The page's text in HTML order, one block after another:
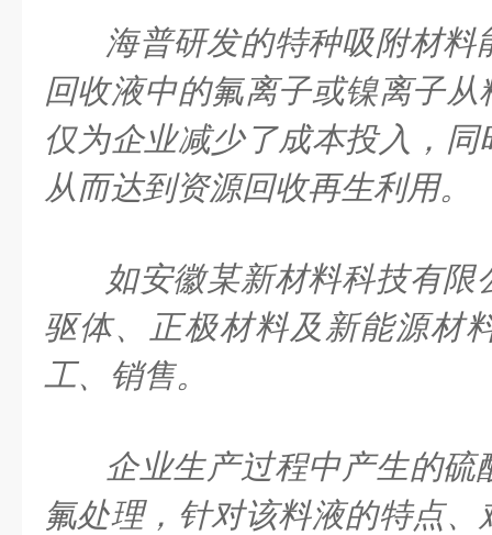
海普研发的特种吸附材料
回收液中的氟离子或镍离子
仅为企业减少了成本投入，
从而达到资源回收再生利用。
如安徽某新材料科技有限
驱体、正极材料及新能源材
工、销售。
企业生产过程中产生的硫
氟处理，针对该料液的特点